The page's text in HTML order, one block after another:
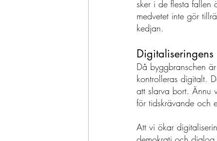
sker i de flesta fallen
medvetet inte gör
kedjan.
Då byggbranschen
kontrolleras digitalt.
att slarva bort. Ännu
för tidskrävande och
Att vi ökar